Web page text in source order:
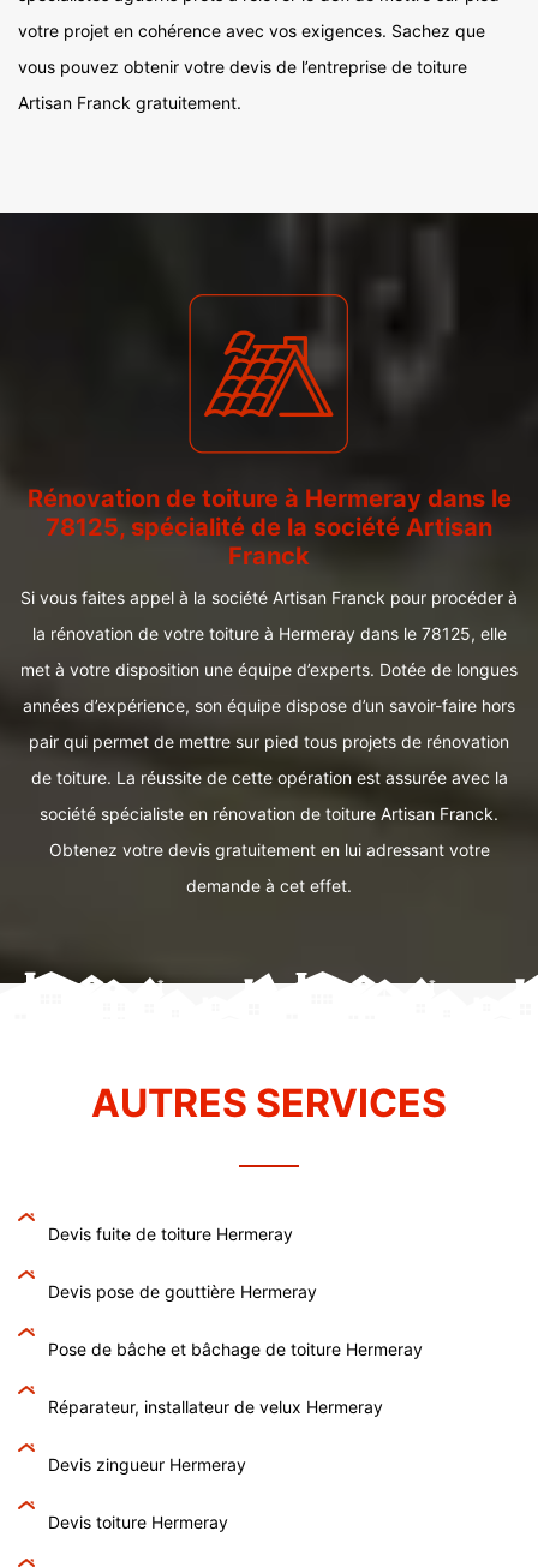
votre projet en cohérence avec vos exigences. Sachez que
vous pouvez obtenir votre devis de l’entreprise de toiture
Artisan Franck gratuitement.
Rénovation de toiture à Hermeray dans le
78125, spécialité de la société Artisan
Franck
Si vous faites appel à la société Artisan Franck pour procéder à
la rénovation de votre toiture à Hermeray dans le 78125, elle
met à votre disposition une équipe d’experts. Dotée de longues
années d’expérience, son équipe dispose d’un savoir-faire hors
pair qui permet de mettre sur pied tous projets de rénovation
de toiture. La réussite de cette opération est assurée avec la
société spécialiste en rénovation de toiture Artisan Franck.
Obtenez votre devis gratuitement en lui adressant votre
demande à cet effet.
AUTRES SERVICES
Devis fuite de toiture Hermeray
Devis pose de gouttière Hermeray
Pose de bâche et bâchage de toiture Hermeray
Réparateur, installateur de velux Hermeray
Devis zingueur Hermeray
Devis toiture Hermeray